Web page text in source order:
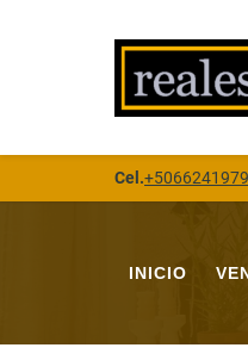
Cel.
INICIO